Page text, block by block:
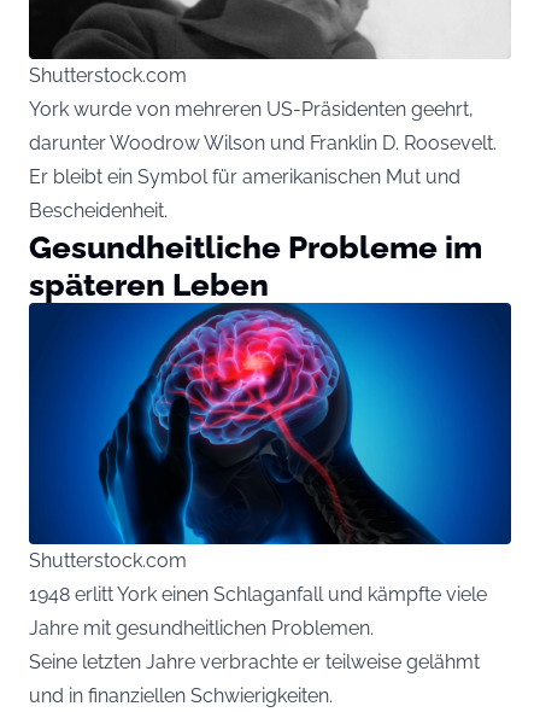
Shutterstock.com
York wurde von mehreren US-Präsidenten geehrt,
darunter Woodrow Wilson und Franklin D. Roosevelt.
Er bleibt ein Symbol für amerikanischen Mut und
Bescheidenheit.
Gesundheitliche Probleme im
späteren Leben
Shutterstock.com
1948 erlitt York einen Schlaganfall und kämpfte viele
Jahre mit gesundheitlichen Problemen.
Seine letzten Jahre verbrachte er teilweise gelähmt
und in finanziellen Schwierigkeiten.